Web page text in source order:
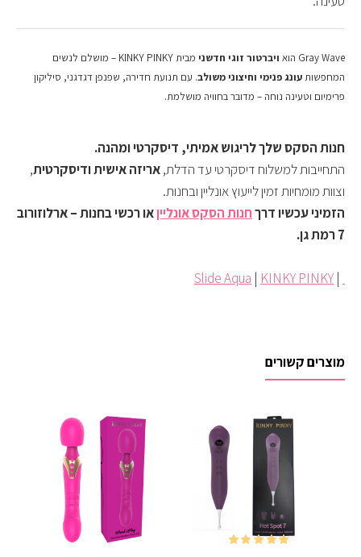
מוצרים קשורים
Gray Wave הוא ויברטור זוגי חדשני
מבית KINKY PINKY – מושלם לנשים
המחפשותעונג פנימי וחיצוני משולב. עם תנועת חדירה, שפנפן דגדגני, סיליקון
פרימיום וטעינה נוחה – מדובר בחוויה מושלמת.
חנות הסקס שלך לריגוש אמיתי, דיסקרטי ומהנה.
התחייבות למשלוח דיסקרטי עד הדלת,אריזה אישית ודיסקרטית,
וצוות מומחיות זמין לייעוץ אונליין ובחנות.
הזמיני עכשיו דרךחנות הסקס אונלייןאו רכשי בחנות – ארלוזורוב
7 רמת גן.
|
KINKY PINKY
|
Slide Aqua